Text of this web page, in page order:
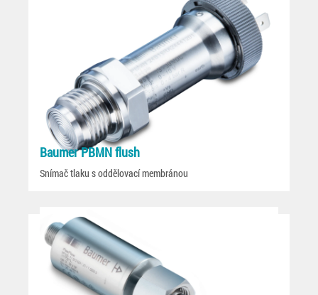
Baumer PBMN flush
Snímač tlaku s oddělovací membránou